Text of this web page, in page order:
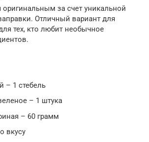
оригинальным за счет уникальной
Отличный вариант для
тех, кто любит необычное
– 1 стебель
– 1 штука
– 60 грамм
вкусу